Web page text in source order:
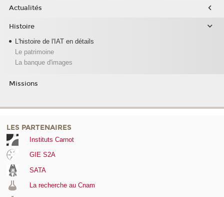
Actualités
Histoire
L'histoire de l'IAT en détails
Le patrimoine
La banque d'images
Missions
LES PARTENAIRES
Instituts Carnot
GIE S2A
SATA
La recherche au Cnam